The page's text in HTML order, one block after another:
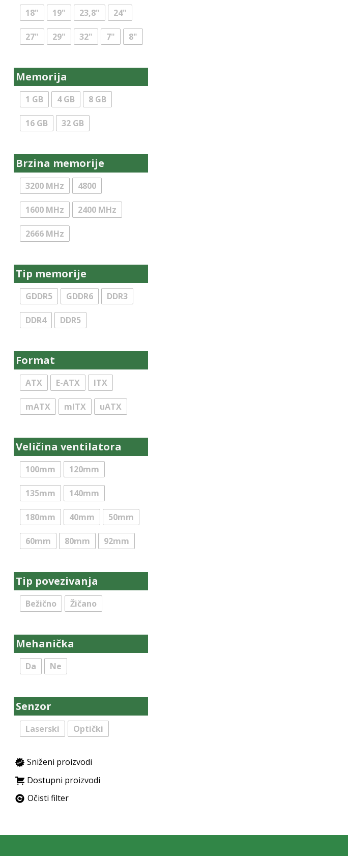
18" 19" 23,8" 24"
27" 29" 32" 7" 8"
Memorija
1 GB 4 GB 8 GB
16 GB 32 GB
Brzina memorije
3200 MHz 4800
1600 MHz 2400 MHz
2666 MHz
Tip memorije
GDDR5 GDDR6 DDR3
DDR4 DDR5
Format
ATX E-ATX ITX
mATX mITX uATX
Veličina ventilatora
100mm 120mm
135mm 140mm
180mm 40mm 50mm
60mm 80mm 92mm
Tip povezivanja
Bežično Žičano
Mehanička
Da Ne
Senzor
Laserski Optički
Sniženi proizvodi
Dostupni proizvodi
Očisti filter